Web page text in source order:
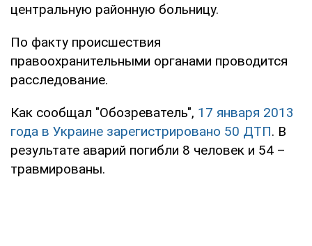
центральную районную больницу.
По факту происшествия
правоохранительными органами проводится
расследование.
Как сообщал "Обозреватель", 17 января 2013
года в Украине зарегистрировано 50 ДТП. В
результате аварий погибли 8 человек и 54 –
травмированы.